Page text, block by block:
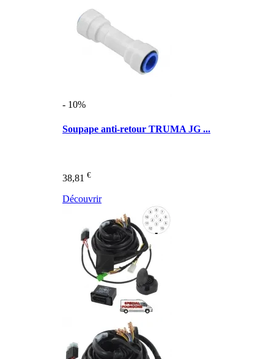
- 10%
Soupape anti-retour TRUMA JG ...
38,81 €
Découvrir